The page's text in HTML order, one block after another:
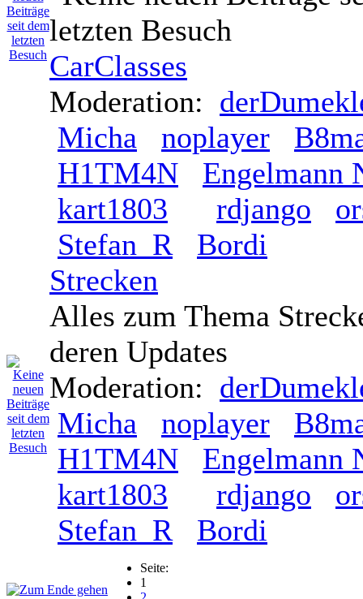
CarClasses
Moderation:
Micha
noplayer
H1TM4N
Engelmann
kart1803
rdjango
Stefan_R
Bordi
Strecken
Alles zum Thema
deren Updates
Moderation:
Micha
noplayer
H1TM4N
Engelmann
kart1803
rdjango
Stefan_R
Bordi
Seite:
1